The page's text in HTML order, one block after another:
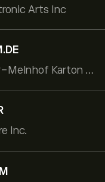
Arts Inc
Mayr-Melnhof Karton AG
Inc.